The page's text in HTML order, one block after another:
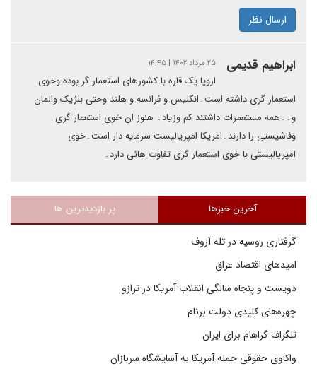
ارسال نظر
ابراهیم قدیمی ۲۵ مرداد ۱۴۰۲ | ۱۴:۴۵
اروپا یک قاره با کشورهای استعمار گر بوده وخوی
استعمار گری داشته است۔انگلیس و فرانسه و هلند وحتی بلژیک والمان
و۔۔همه مستعمرات داشتند کم وزیاد۔ هنوز ان خوی استعمار گری
وفاشیستی را دارند۔امریکا امپریالیست سرمایه دار است۔خوی
امپریالیستی با خوی استعمار گری تفاوت هائی دارد۔
آخرین خبرها پر بازدیدترین ها
گرفتاری روسیه در تله آزوف
امیدهای اقتصاد عراق
دویست و پنجاه سالگی انقلاب آمریکا در ترازو
چهره‌های کلیدی دولت برنام
تلگراف گراهام برای ایران
واکاوی حقوقی حمله آمریکا به آسایشگاه سربازان